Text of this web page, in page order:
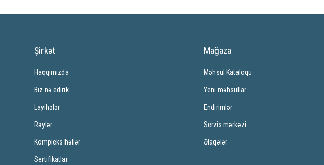
Şirkət
Haqqımızda
Biz nə edirik
Layihələr
Rəylər
Kompleks həllər
Sertifikatlar
Mağaza
Məhsul Kataloqu
Yeni məhsullar
Endirimlər
Servis mərkəzi
Əlaqələr